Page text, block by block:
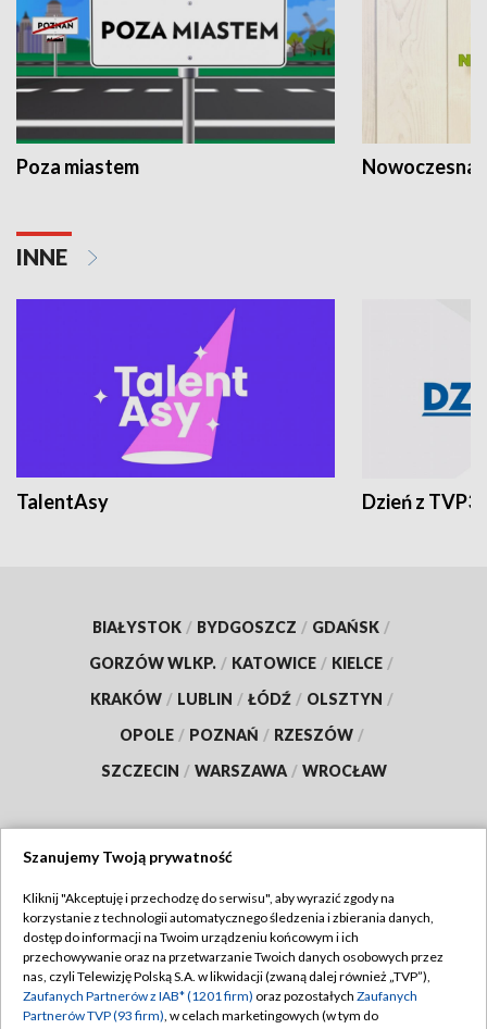
Poza miastem Nowoczesna
INNE
TalentAsy Dzień z TVP3
BIAŁYSTOK / BYDGOSZCZ / GDAŃSK /
GORZÓW WLKP. / KATOWICE / KIELCE /
KRAKÓW / LUBLIN / ŁÓDŹ / OLSZTYN /
OPOLE / POZNAŃ / RZESZÓW /
SZCZECIN / WARSZAWA / WROCŁAW
TVP
Abonament TVP
Emisja w TVP
Regulamin TVP
Polityka prywatności
Szanujemy Twoją prywatność
Kliknij "Akceptuję i przechodzę do serwisu", aby wyrazić zgody na
korzystanie z technologii automatycznego śledzenia i zbierania danych,
dostęp do informacji na Twoim urządzeniu końcowym i ich
przechowywanie oraz na przetwarzanie Twoich danych osobowych przez
nas, czyli Telewizję Polską S.A. w likwidacji (zwaną dalej również „TVP”),
Zaufanych Partnerów z IAB* (1201 firm) oraz pozostałych Zaufanych
Partnerów TVP (93 firm), w celach marketingowych (w tym do